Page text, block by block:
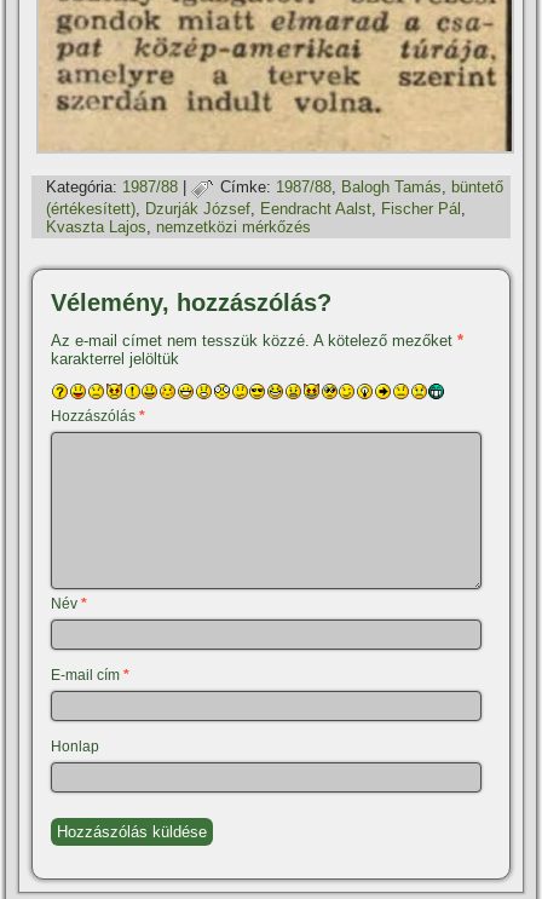
Kategória: 1987/88 | Címke: 1987/88, Balogh Tamás, büntető
(értékesí­tett)
Dzurják József Eendracht Aalst Fischer Pál
Kvaszta Lajos
nemzetközi mérkőzés
Vélemény, hozzászólás?
Az e-mail címet nem tesszük közzé. A kötelező mezőket*
karakterrel jelöltük
Hozzászólás*
Név*
E-mail cím*
Honlap